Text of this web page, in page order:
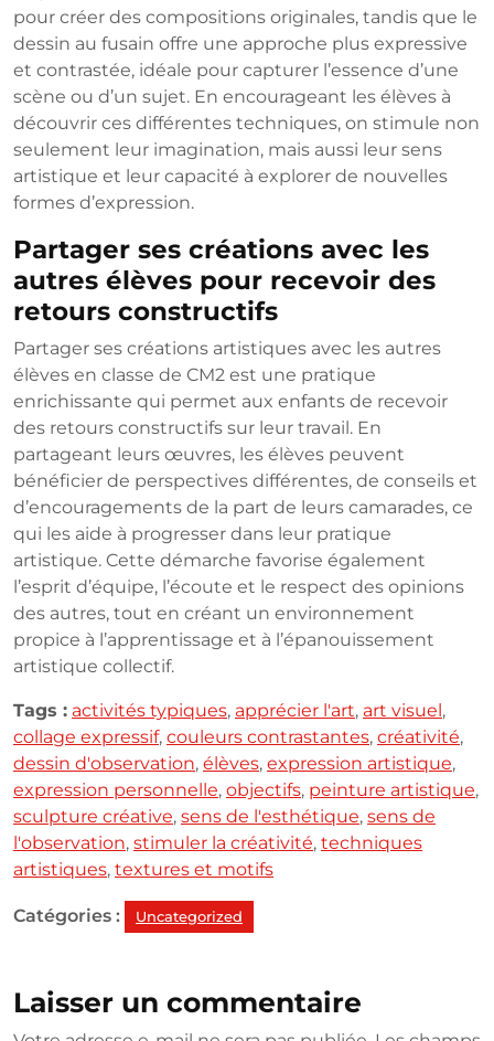
pour créer des compositions originales, tandis que le
dessin au fusain offre une approche plus expressive
et contrastée, idéale pour capturer l’essence d’une
scène ou d’un sujet. En encourageant les élèves à
découvrir ces différentes techniques, on stimule non
seulement leur imagination, mais aussi leur sens
artistique et leur capacité à explorer de nouvelles
formes d’expression.
Partager ses créations avec les
autres élèves pour recevoir des
retours constructifs
Partager ses créations artistiques avec les autres
élèves en classe de CM2 est une pratique
enrichissante qui permet aux enfants de recevoir
des retours constructifs sur leur travail. En
partageant leurs œuvres, les élèves peuvent
bénéficier de perspectives différentes, de conseils et
d’encouragements de la part de leurs camarades, ce
qui les aide à progresser dans leur pratique
artistique. Cette démarche favorise également
l’esprit d’équipe, l’écoute et le respect des opinions
des autres, tout en créant un environnement
propice à l’apprentissage et à l’épanouissement
artistique collectif.
Tags : activités typiques, apprécier l'art, art visuel,
collage expressif, couleurs contrastantes, créativité,
dessin d'observation, élèves, expression artistique,
expression personnelle, objectifs, peinture artistique,
sculpture créative, sens de l'esthétique, sens de
l'observation, stimuler la créativité, techniques
artistiques, textures et motifs
Catégories : Uncategorized
Laisser un commentaire